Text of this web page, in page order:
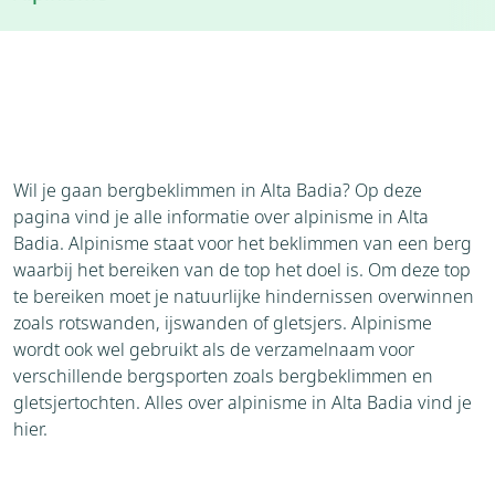
Weer
Wil je gaan bergbeklimmen in Alta Badia? Op deze
pagina vind je alle informatie over alpinisme in Alta
Badia. Alpinisme staat voor het beklimmen van een berg
waarbij het bereiken van de top het doel is. Om deze top
te bereiken moet je natuurlijke hindernissen overwinnen
zoals rotswanden, ijswanden of gletsjers. Alpinisme
wordt ook wel gebruikt als de verzamelnaam voor
verschillende bergsporten zoals bergbeklimmen en
gletsjertochten. Alles over alpinisme in Alta Badia vind je
hier.